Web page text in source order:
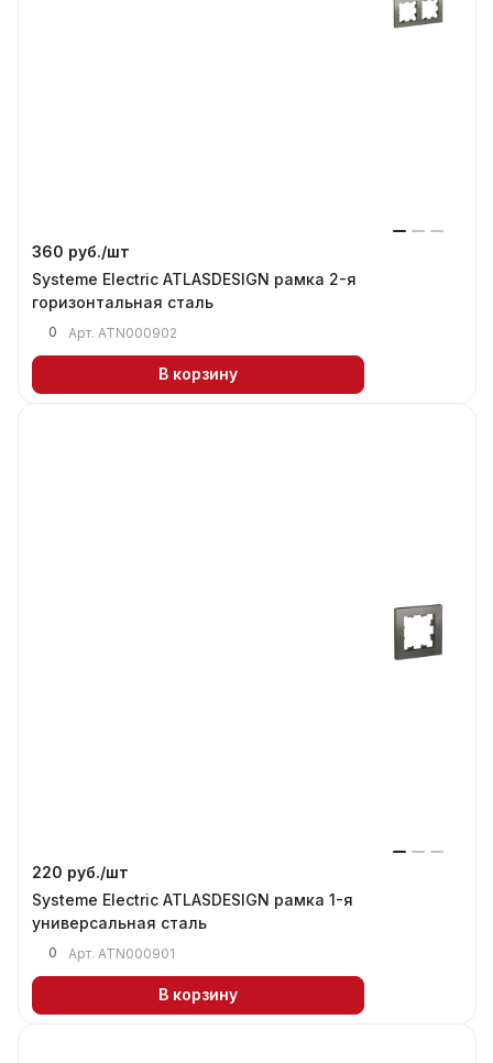
360 руб./шт
Systeme Electric ATLASDESIGN рамка 2-я
горизонтальная сталь
0 Арт. ATN000902
В корзину
220 руб./шт
Systeme Electric ATLASDESIGN рамка 1-я
универсальная сталь
0 Арт. ATN000901
В корзину